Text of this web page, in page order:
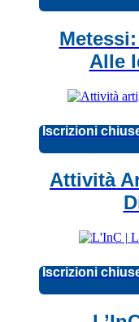
Alle
Iscrizioni
Attività
Iscrizioni